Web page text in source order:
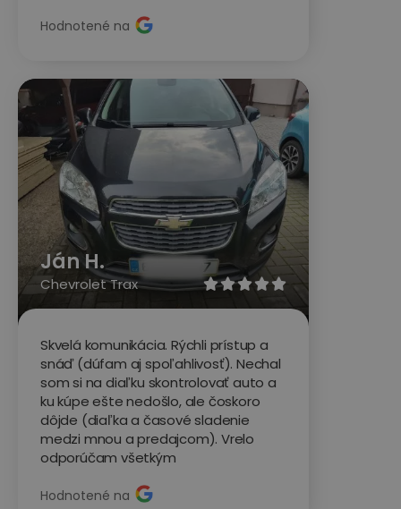
Hodnotené na

Ján H.
Chevrolet Trax
Skvelá komunikácia. Rýchli prístup a
snáď (dúfam aj spoľahlivosť). Nechal
som si na diaľku skontrolovať auto a
ku kúpe ešte nedošlo, ale čoskoro
dôjde (diaľka a časové sladenie
medzi mnou a predajcom). Vrelo
odporúčam všetkým
Hodnotené na